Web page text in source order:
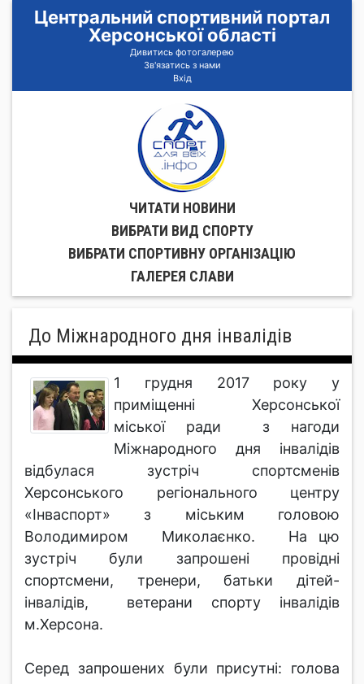
Центральний спортивний портал
Херсонської області
Дивитись фотогалерею
Зв'язатись з нами
Вхід
ЧИТАТИ НОВИНИ
ВИБРАТИ ВИД СПОРТУ
ВИБРАТИ СПОРТИВНУ ОРГАНIЗАЦIЮ
ГАЛЕРЕЯ СЛАВИ
До Міжнародного дня інвалідів
1 грудня 2017 року у
приміщенні Херсонської
міської ради з нагоди
Міжнародного дня інвалідів
відбулася зустріч спортсменів
Херсонського регіонального центру
«Інваспорт» з міським головою
Володимиром Миколаєнко. На цю
зустріч були запрошені провідні
спортсмени, тренери, батьки дітей-
інвалідів, ветерани спорту інвалідів
м.Херсона.
Серед запрошених були присутні: голова